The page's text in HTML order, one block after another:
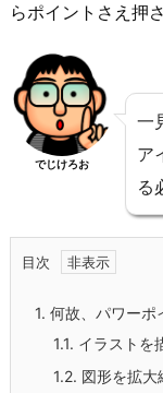
らポイントさえ押
でじけろお
一
ア
る
目次
1. 何故、パワーポ
1.1. イラストを
1.2. 図形を拡大